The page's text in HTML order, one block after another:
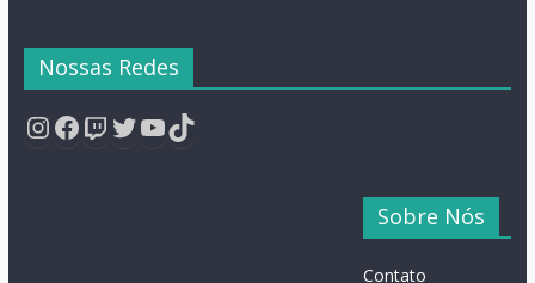
Nossas Redes
Instagram
Facebook
Twitch
Twitter
YouTube
TikTok
Sobre Nós
Contato